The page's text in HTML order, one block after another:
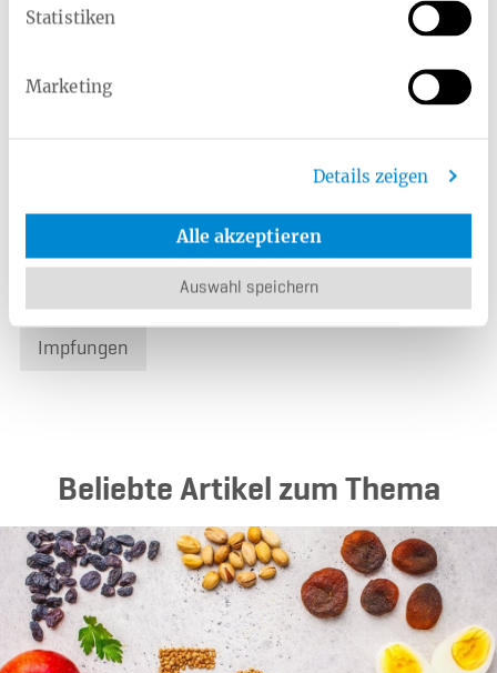
Statistiken
Marketing
Details zeigen
Alle akzeptieren
Auswahl speichern
Sport & Fitness Ernährung
Schwangerschaft & Geburt Gesundheit
Impfungen
Beliebte Artikel zum Thema